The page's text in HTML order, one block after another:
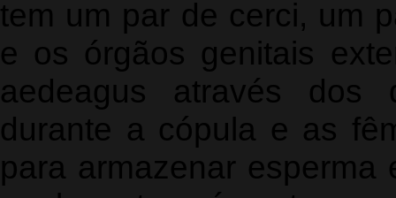
tem um par de cerci, um
e os órgãos genitais
aedeagus através dos
durante a cópula e as
para armazenar